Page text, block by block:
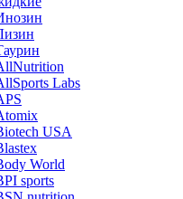
Labs
USA
World
sports